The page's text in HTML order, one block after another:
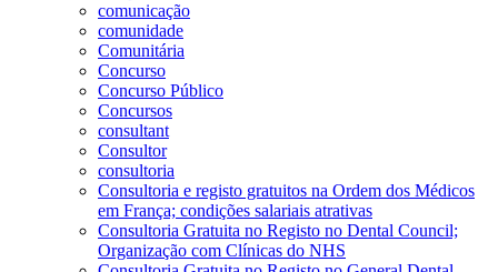
comunicação
comunidade
Comunitária
Concurso
Concurso Público
Concursos
consultant
Consultor
consultoria
Consultoria e registo gratuitos na Ordem dos Médicos
em França; condições salariais atrativas
Consultoria Gratuita no Registo no Dental Council;
Organização com Clínicas do NHS